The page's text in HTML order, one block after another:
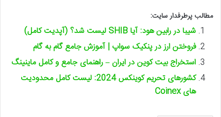
مطالب پرطرفدار سایت:
شیبا در رابین هود: آیا SHIB لیست شد؟ (آپدیت کامل)
فروختن ارز در پنکیک سواپ | آموزش جامع گام به گام
استخراج بیت کوین در ایران – راهنمای جامع و کامل ماینینگ
کشورهای تحریم کوینکس 2024: لیست کامل محدودیت
های Coinex